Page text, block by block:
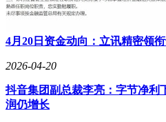
4月20日资金动向：立讯精密领
2026-04-20
抖音集团副总裁李亮：字节净利
润仍增长